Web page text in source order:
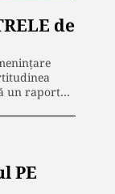
de
un raport…
PE